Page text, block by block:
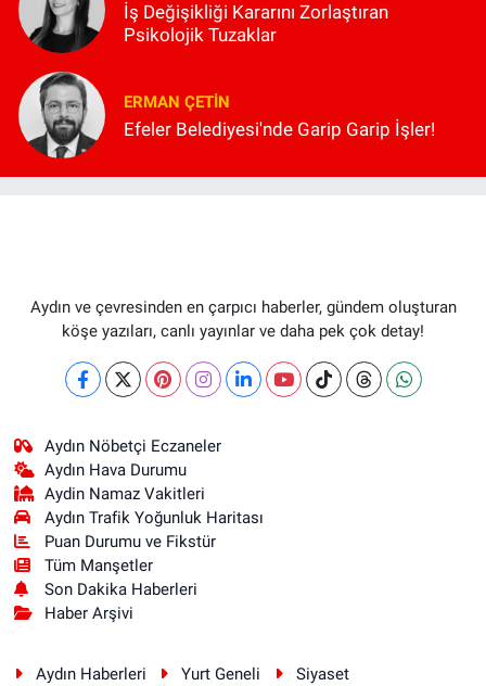
İş Değişikliği Kararını Zorlaştıran
Psikolojik Tuzaklar
ERMAN ÇETIN
Efeler Belediyesi'nde Garip Garip İşler!
Aydın ve çevresinden en çarpıcı haberler, gündem oluşturan
köşe yazıları, canlı yayınlar ve daha pek çok detay!
Aydın Nöbetçi Eczaneler
Aydın Hava Durumu
Aydin Namaz Vakitleri
Aydın Trafik Yoğunluk Haritası
Puan Durumu ve Fikstür
Tüm Manşetler
Son Dakika Haberleri
Haber Arşivi
Aydın Haberleri Yurt Geneli Siyaset